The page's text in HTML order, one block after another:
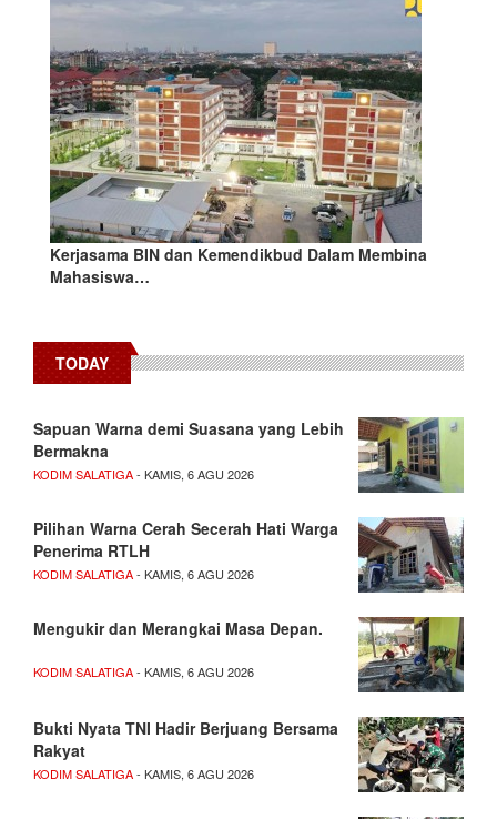
Kerjasama BIN dan Kemendikbud Dalam Membina
Mahasiswa…
TODAY
Sapuan Warna demi Suasana yang Lebih
Bermakna
KODIM SALATIGA- KAMIS, 6 AGU 2026
Pilihan Warna Cerah Secerah Hati Warga
Penerima RTLH
KODIM SALATIGA- KAMIS, 6 AGU 2026
Mengukir dan Merangkai Masa Depan.
KODIM SALATIGA- KAMIS, 6 AGU 2026
Bukti Nyata TNI Hadir Berjuang Bersama
Rakyat
KODIM SALATIGA- KAMIS, 6 AGU 2026